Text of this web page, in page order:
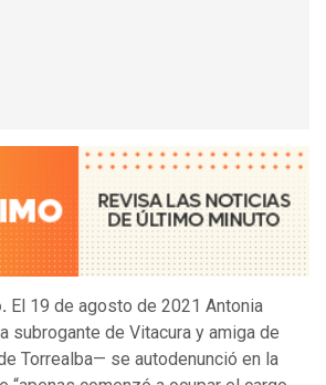
El 19 de agosto de 2021 Antonia
subrogante de Vitacura y amiga de
Torrealba— se autodenunció en la